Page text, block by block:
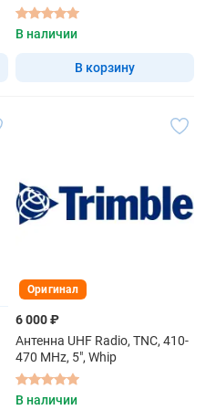
В наличии
В корзину
Оригинал
6 000 ₽
Антенна UHF Radio, TNC, 410-
470 MHz, 5", Whip
В наличии